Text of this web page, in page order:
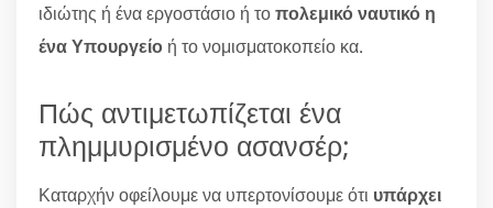
ιδιώτης ή ένα εργοστάσιο ή τοπολεμικό ναυτικό η
ένα Υπουργείο ή το νομισματοκοπείο κα.
Πώς αντιμετωπίζεται ένα
πλημμυρισμένο ασανσέρ;
Καταρχήν οφείλουμε να υπερτονίσουμε ότι υπάρχει